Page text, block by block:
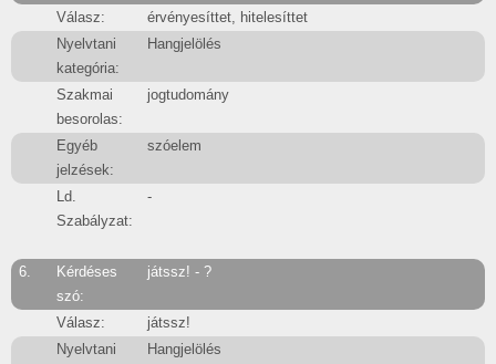
Válasz:
érvényesíttet, hitelesíttet
Nyelvtani
kategória:
Hangjelölés
Szakmai
besorolas:
jogtudomány
Egyéb
jelzések:
szóelem
Ld.
Szabályzat:
-
6.
Kérdéses
szó:
játssz! - ?
Válasz:
játssz!
Nyelvtani
Hangjelölés